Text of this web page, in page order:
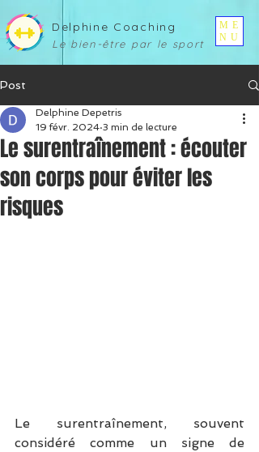
ME
NU
Delphine Coaching
Le bien-être par le sport
Post
Le surentraînement : écouter
son corps pour éviter les
risques
Delphine Depetris
19 févr. 2024 3 min de lecture
Le surentraînement, souvent
considéré comme un signe de